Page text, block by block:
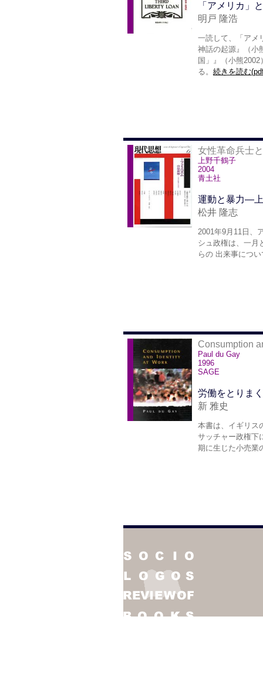
「アメリカ」
明戸 隆浩
一読して、「アメ
神話の起源』（小
国」』（小熊
る。 続きを読む
女性革命兵士
上野千鶴子
2004
青土社
運動と暴力―
松井 隆志
2001年9月11日、
シュ政権は、一月
らの 出来事につ
Consumption
Paul du Gay
1996
SAGE
労働をとりま
新 雅史
本書は、イギリス
サッチャー政権下
期に生じた小売業
ジ
尾
共
情